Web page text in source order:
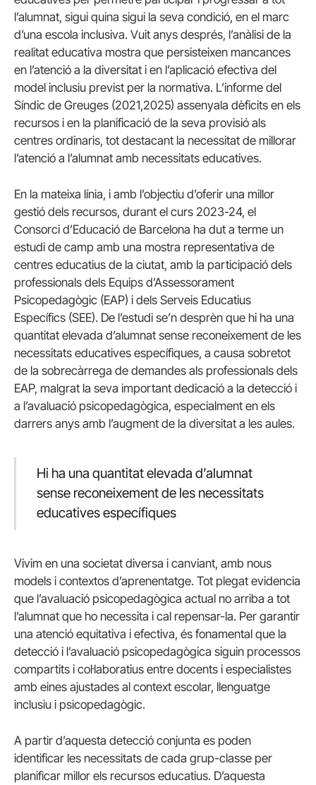
l’alumnat, sigui quina sigui la seva condició, en el marc
d’una escola inclusiva. Vuit anys després, l’anàlisi de la
realitat educativa mostra que persisteixen mancances
en l’atenció a la diversitat i en l’aplicació efectiva del
model inclusiu previst per la normativa. L’informe del
Síndic de Greuges (2021,2025) assenyala dèficits en els
recursos i en la planificació de la seva provisió als
centres ordinaris, tot destacant la necessitat de millorar
l’atenció a l’alumnat amb necessitats educatives.
En la mateixa línia, i amb l’objectiu d’oferir una millor
gestió dels recursos, durant el curs 2023-24, el
Consorci d’Educació de Barcelona ha dut a terme un
estudi de camp amb una mostra representativa de
centres educatius de la ciutat, amb la participació dels
professionals dels Equips d’Assessorament
Psicopedagògic (EAP) i dels Serveis Educatius
Específics (SEE). De l’estudi se’n desprèn que hi ha una
quantitat elevada d’alumnat sense reconeixement de les
necessitats educatives específiques, a causa sobretot
de la sobrecàrrega de demandes als professionals dels
EAP, malgrat la seva important dedicació a la detecció i
a l’avaluació psicopedagògica, especialment en els
darrers anys amb l’augment de la diversitat a les aules.
Hi ha una quantitat elevada d’alumnat
sense reconeixement de les necessitats
educatives específiques
Vivim en una societat diversa i canviant, amb nous
models i contextos d’aprenentatge. Tot plegat evidencia
que l’avaluació psicopedagògica actual no arriba a tot
l’alumnat que ho necessita i cal repensar-la. Per garantir
una atenció equitativa i efectiva, és fonamental que la
detecció i l’avaluació psicopedagògica siguin processos
compartits i col·laboratius entre docents i especialistes
amb eines ajustades al context escolar, llenguatge
inclusiu i psicopedagògic.
A partir d’aquesta detecció conjunta es poden
identificar les necessitats de cada grup-classe per
planificar millor els recursos educatius. D’aquesta